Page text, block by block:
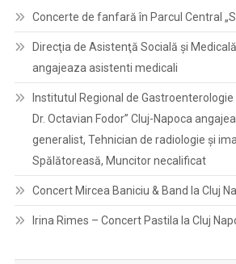
Concerte de fanfară în Parcul Central
Direcţia de Asistenţă Socială şi
angajeaza asistenti medicali
Institutul Regional de Gastroenterologie
Dr. Octavian Fodor” Cluj-Napoca
generalist, Tehnician de radiologie și
Spălătoreasă, Muncitor necalificat
Concert Mircea Baniciu & Band la Cluj
Irina Rimes – Concert Pastila la Cluj